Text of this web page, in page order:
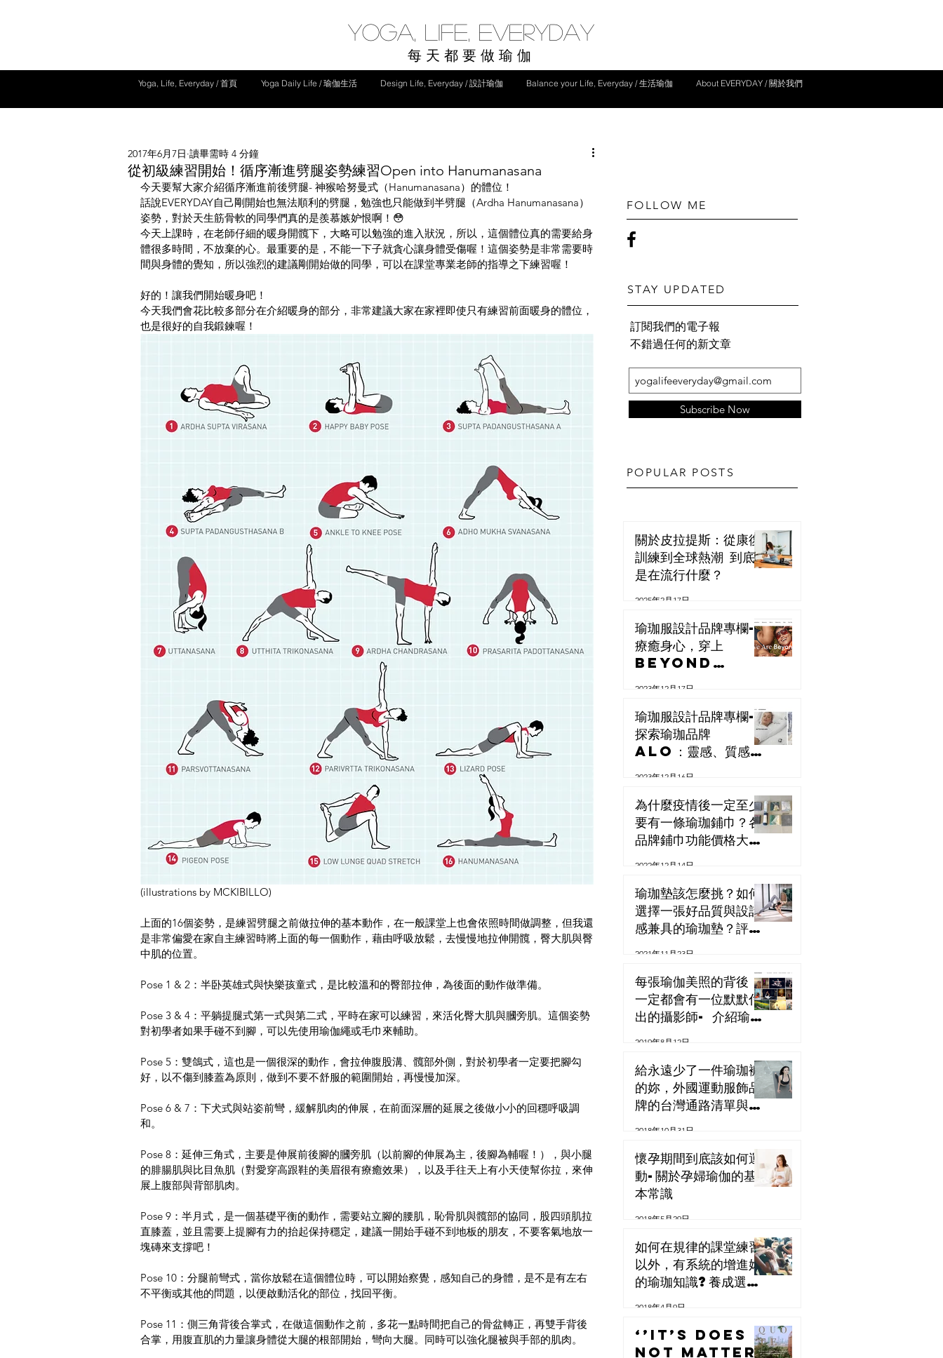
yoga, life, everyday
每天都要做瑜伽
Yoga, Life, Everyday / 首頁 Yoga Daily Life / 瑜伽生活 Design Life, Everyday / 設計瑜伽 Balance your Life, Everyday / 生活瑜伽 About EVERYDAY / 關於我們
從初級練習開始！循序漸進劈腿姿勢練習Open into Hanumanasana
2017年6月7日 讀畢需時 4 分鐘
今天要幫大家介紹循序漸進前後劈腿- 神猴哈努曼式（Hanumanasana）的體位！
話說EVERYDAY自己剛開始也無法順利的劈腿，勉強也只能做到半劈腿（Ardha Hanumanasana）
姿勢，對於天生筋骨軟的同學們真的是羨慕嫉妒恨啊！😳
今天上課時，在老師仔細的暖身開髖下，大略可以勉強的進入狀況，所以，這個體位真的需要給身
體很多時間，不放棄的心。最重要的是，不能一下子就貪心讓身體受傷喔！這個姿勢是非常需要時
間與身體的覺知，所以強烈的建議剛開始做的同學，可以在課堂專業老師的指導之下練習喔！
好的！讓我們開始暖身吧！
今天我們會花比較多部分在介紹暖身的部分，非常建議大家在家裡即使只有練習前面暖身的體位，
也是很好的自我鍛鍊喔！
(illustrations by MCKIBILLO)
上面的16個姿勢，是練習劈腿之前做拉伸的基本動作，在一般課堂上也會依照時間做調整，但我還
是非常偏愛在家自主練習時將上面的每一個動作，藉由呼吸放鬆，去慢慢地拉伸開髖，臀大肌與臀
中肌的位置。
Pose 1 & 2：半卧英雄式與快樂孩童式，是比較溫和的臀部拉伸，為後面的動作做準備。
Pose 3 & 4：平躺提腿式第一式與第二式，平時在家可以練習，來活化臀大肌與膕旁肌。這個姿勢
對初學者如果手碰不到腳，可以先使用瑜伽繩或毛巾來輔助。
Pose 5：雙鴿式，這也是一個很深的動作，會拉伸腹股溝、髖部外側，對於初學者一定要把腳勾
好，以不傷到膝蓋為原則，做到不要不舒服的範圍開始，再慢慢加深。
Pose 6 & 7：下犬式與站姿前彎，緩解肌肉的伸展，在前面深層的延展之後做小小的回穩呼吸調
和。
Pose 8：延伸三角式，主要是伸展前後腳的膕旁肌（以前腳的伸展為主，後腳為輔喔！），與小腿
的腓腸肌與比目魚肌（對愛穿高跟鞋的美眉很有療癒效果），以及手往天上有小天使幫你拉，來伸
展上腹部與背部肌肉。
Pose 9：半月式，是一個基礎平衡的動作，需要站立腳的腰肌，恥骨肌與髖部的協同，股四頭肌拉
直膝蓋，並且需要上提腳有力的抬起保持穩定，建議一開始手碰不到地板的朋友，不要客氣地放一
塊磚來支撐吧！
Pose 10：分腿前彎式，當你放鬆在這個體位時，可以開始察覺，感知自己的身體，是不是有左右
不平衡或其他的問題，以便啟動活化的部位，找回平衡。
Pose 11：側三角背後合掌式，在做這個動作之前，多花一點時間把自己的骨盆轉正，再雙手背後
合掌，用腹直肌的力量讓身體從大腿的根部開始，彎向大腿。同時可以強化腿被與手部的肌肉。
FOLLOW ME
STAY UPDATED
訂閱我們的電子報
不錯過任何的新文章
Subscribe Now
POPULAR POSTS
關於皮拉提斯：從康復
訓練到全球熱潮 到底
是在流行什麼？
2025年2月17日
瑜珈服設計品牌專欄-
療癒身心，穿上
Beyond
Yoga：品味瑜珈的
2023年12月17日
瑜珈服設計品牌專欄-
探索瑜珈品牌
Alo：靈感、質感與
未來
2023年12月16日
為什麼疫情後一定至少
要有一條瑜珈鋪巾？各
品牌鋪巾功能價格大評
比！
2022年12月14日
瑜珈墊該怎麼挑？如何
選擇一張好品質與設計
感兼具的瑜珈墊？評比
材質與品牌與重點一次
2021年11月23日
每張瑜伽美照的背後，
一定都會有一位默默付
出的攝影師- 介紹瑜珈
界的攝影師
Sigismondi
2019年8月12日
給永遠少了一件瑜珈褲
的妳，外國運動服飾品
牌的台灣通路清單與折
2018年10月31日
懷孕期間到底該如何運
動-關於孕婦瑜伽的基
本常識
2018年5月29日
如何在規律的課堂練習
以外，有系統的增進妳
的瑜珈知識?養成選本
書來翻翻的習慣吧!
2018年4月9日
‘’It’s does
not matter